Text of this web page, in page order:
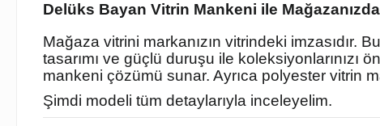
Delüks Bayan Vitrin Mankeni ile
Mağaza vitrini markanızın vitrindeki imzasıdır.
tasarımı ve güçlü duruşu ile koleksiyonlarınızı
mankeni çözümü sunar. Ayrıca polyester vitrin
Şimdi modeli tüm detaylarıyla inceleyelim.